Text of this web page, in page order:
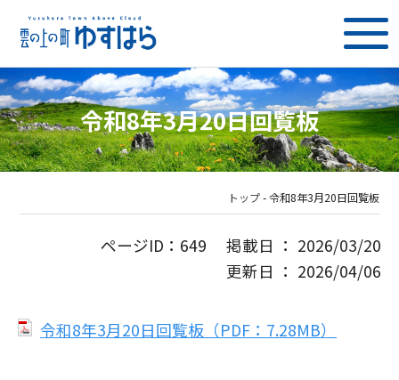
令和8年3月20日回覧板
トップ-令和8年3月20日回覧板
ページID：649 掲載日 ： 2026/03/20
更新日 ： 2026/04/06
令和8年3月20日回覧板（PDF：7.28MB）